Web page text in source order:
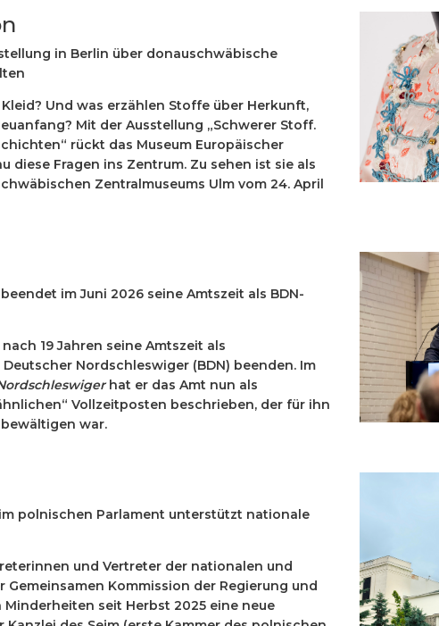
in Berlin über donauschwäbische
Und was erzählen Stoffe über Herkunft,
Mit der Ausstellung „Schwerer Stoff.
rückt das Museum Europäischer
diese Fragen ins Zentrum. Zu sehen ist sie als
Zentralmuseums Ulm vom 24. April
im Juni 2026 seine Amtszeit als BDN-
19 Jahren seine Amtszeit als
Deutscher Nordschleswiger (BDN) beenden. Im
hat er das Amt nun als
Vollzeitposten beschrieben, der für ihn
war.
polnischen Parlament unterstützt nationale
und Vertreter der nationalen und
Kommission der Regierung und
seit Herbst 2025 eine neue